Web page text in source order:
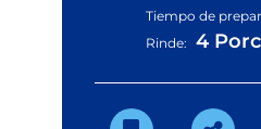
Tiempo de
Rinde: 4